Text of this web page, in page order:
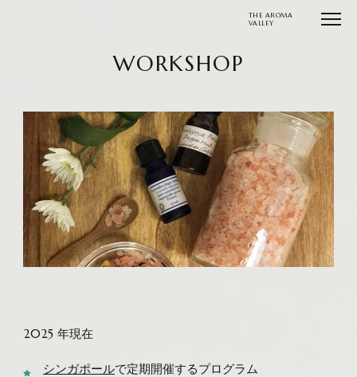
THE AROMA
VALLEY
WORKSHOP
2025 年現在
シンガポールで定期開催するプログラム